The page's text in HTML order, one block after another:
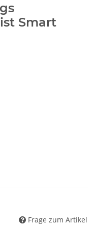
Smart
Frage zum Artikel